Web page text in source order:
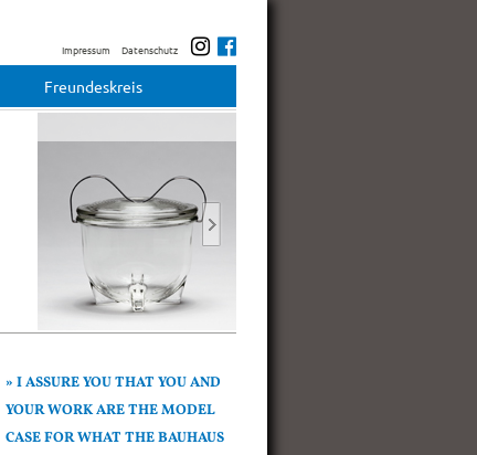
Impressum Datenschutz
Freundeskreis
I ASSURE YOU THAT YOU AND
YOUR WORK ARE THE MODEL
CASE FOR WHAT THE BAUHAUS